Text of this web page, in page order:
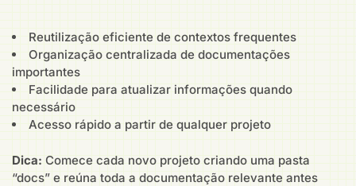
Reutilização eficiente de contextos frequentes
Organização centralizada de documentações
importantes
Facilidade para atualizar informações quando
necessário
Acesso rápido a partir de qualquer projeto
Dica: Comece cada novo projeto criando uma pasta
“docs” e reúna toda a documentação relevante antes